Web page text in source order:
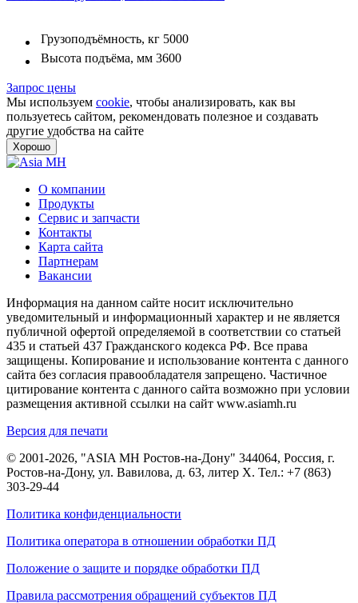
Грузоподъёмность, кг 5000
Высота подъёма, мм 3600
Запрос цены
Мы используем cookie, чтобы анализировать, как вы
пользуетесь сайтом, рекомендовать полезное и создавать
другие удобства на сайте
Хорошо
О компании
Продукты
Сервис и запчасти
Контакты
Карта сайта
Партнерам
Вакансии
Информация на данном сайте носит исключительно
уведомительный и информационный характер и не является
публичной офертой определяемой в соответствии со статьей
435 и статьей 437 Гражданского кодекса РФ. Все права
защищены. Копирование и использование контента с данного
сайта без согласия правообладателя запрещено. Частичное
цитирование контента с данного сайта возможно при условии
размещения активной ссылки на сайт www.asiamh.ru
Версия для печати
© 2001-2026, "ASIA MH Ростов-на-Дону" 344064, Россия, г.
Ростов-на-Дону, ул. Вавилова, д. 63, литер Х. Тел.: +7 (863)
303-29-44
Политика конфиденциальности
Политика оператора в отношении обработки ПД
Положение о защите и порядке обработки ПД
Правила рассмотрения обращений субъектов ПД